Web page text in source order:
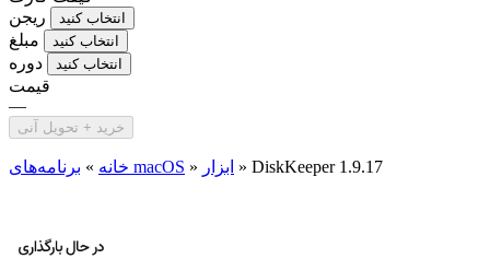
ریجن
انتخاب کنید
مبلغ انتخاب کنید
دوره انتخاب کنید
قیمت
—
خرید + تحویل آنی
خانه » برنامه‌های macOS » ابزار » DiskKeeper 1.9.17